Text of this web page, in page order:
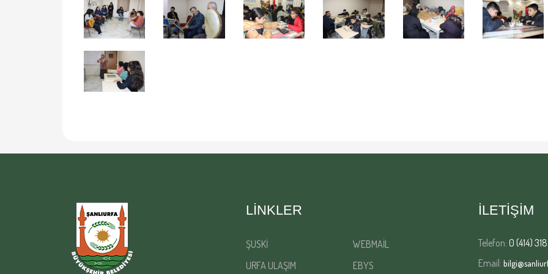
LINKLER
ŞUSKİ
WEBMAİL
URFA ULAŞIM
EBYS
İLETİŞİM
Telefon: 0 (414)
Email: